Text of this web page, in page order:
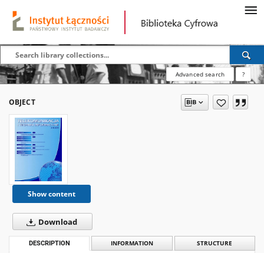
Advanced search ?
OBJECT
Show content
Download
DESCRIPTION INFORMATION STRUCTURE